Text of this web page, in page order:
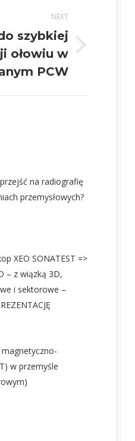
NEXT
szybkiej
ołowiu w
PCW
na radiografię
przemysłowych?
XEO SONATEST =>
– z wiązką 3D,
i sektorowe –
w przemyśle